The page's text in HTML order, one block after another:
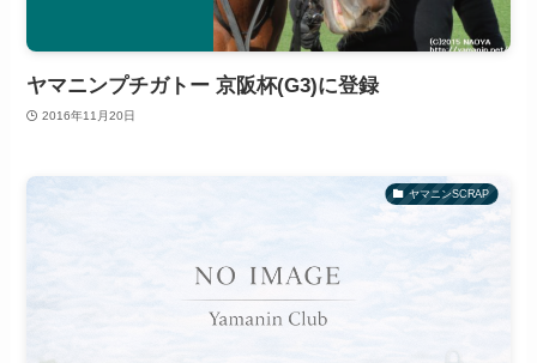
ヤマニンプチガトー 京阪杯(G3)に登録
2016年11月20日
ヤマニンSCRAP